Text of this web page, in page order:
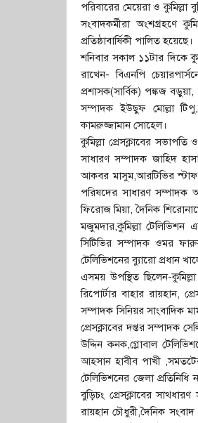
পরিবারের মেয়েরা ও কুমিল্লা
সংবাদকর্মীরা অংশগ্রহণে
প্রতিষ্ঠাবার্ষিকী পালিত হয়েছে।
শনিবার সকাল ১১টার দিকে
রাখেন- বিএনপি
প্রশাসক(সার্বিক) পঙ্কজ
সম্পাদক ইউছুফ মোল্লা
কামরুজ্জামান সোহেল।
কুমিল্লা প্রেসক্লাবের
সাধারণ সম্পাদক জাহিদ
আকবর মাসুম,আরটিভির স্টাফ
পরিষদের সাধারণ সম্পাদক
ফিরোজ মিয়া, দৈনিক
মজুমদার,কুমিল্লা
সিটিভির সম্পাদক ওমর
টেলিভিশনের ব্যুারো প্রধান
এসময় উপস্থিত ছিলেন-
রিপোর্টার বাহার রায়হান,
সম্পাদক সিনিয়র সাংবাদিক
প্রেসক্লাবের দপ্তর সম্পাদক
উদ্দিন কনক,গ্লোবাল
আহসান হাবীব পাখী
টেলিভিশনের জেলা
বুড়িচং প্রেসক্লাবের
রায়হান চৌধুরী,দৈনিক সংবাদ